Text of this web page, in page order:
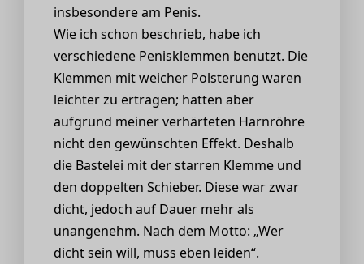
insbesondere am Penis.
Wie ich schon beschrieb, habe ich
verschiedene Penisklemmen benutzt. Die
Klemmen mit weicher Polsterung waren
leichter zu ertragen; hatten aber
aufgrund meiner verhärteten Harnröhre
nicht den gewünschten Effekt. Deshalb
die Bastelei mit der starren Klemme und
den doppelten Schieber. Diese war zwar
dicht, jedoch auf Dauer mehr als
unangenehm. Nach dem Motto: „Wer
dicht sein will, muss eben leiden“.